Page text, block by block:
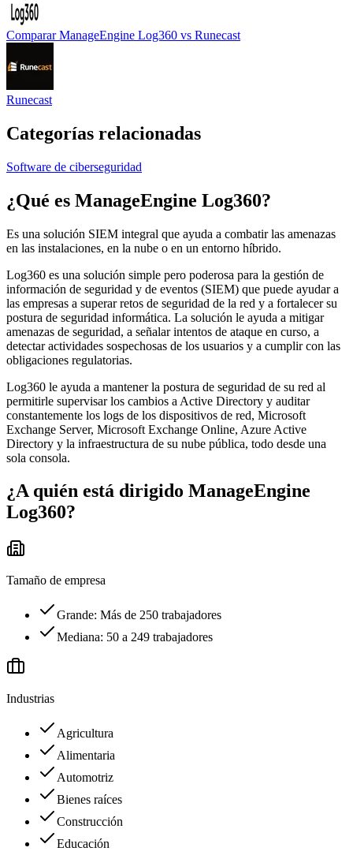
Comparar ManageEngine Log360 vs Runecast
Runecast
Categorías relacionadas
Software de ciberseguridad
¿Qué es ManageEngine Log360?
Es una solución SIEM integral que ayuda a combatir las amenazas
en las instalaciones, en la nube o en un entorno híbrido.
Log360 es una solución simple pero poderosa para la gestión de
información de seguridad y de eventos (SIEM) que puede ayudar a
las empresas a superar retos de seguridad de la red y a fortalecer su
postura de seguridad informática. La solución le ayuda a mitigar
amenazas de seguridad, a señalar intentos de ataque en curso, a
detectar actividades sospechosas de los usuarios y a cumplir con las
obligaciones regulatorias.
Log360 le ayuda a mantener la postura de seguridad de su red al
permitirle supervisar los cambios a Active Directory y auditar
constantemente los logs de los dispositivos de red, Microsoft
Exchange Server, Microsoft Exchange Online, Azure Active
Directory y la infraestructura de su nube pública, todo desde una
sola consola.
¿A quién está dirigido ManageEngine
Log360?
Tamaño de empresa
Grande: Más de 250 trabajadores
Mediana: 50 a 249 trabajadores
Industrias
Agricultura
Alimentaria
Automotriz
Bienes raíces
Construcción
Educación